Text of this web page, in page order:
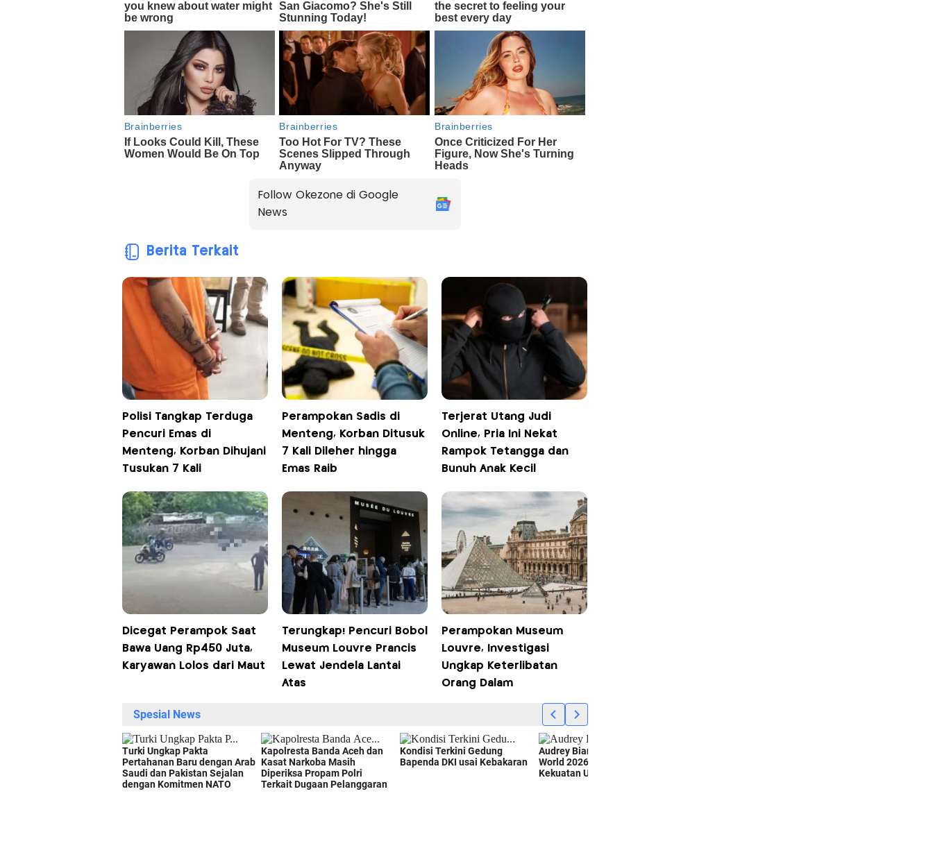
Follow Okezone di Google
News
Berita Terkait
Polisi Tangkap Terduga
Pencuri Emas di
Menteng, Korban Dihujani
Tusukan 7 Kali
Perampokan Sadis di
Menteng, Korban Ditusuk
7 Kali Dileher hingga
Emas Raib
Terjerat Utang Judi
Online, Pria Ini Nekat
Rampok Tetangga dan
Bunuh Anak Kecil
Dicegat Perampok Saat
Bawa Uang Rp450 Juta,
Karyawan Lolos dari Maut
Terungkap! Pencuri Bobol
Museum Louvre Prancis
Lewat Jendela Lantai
Atas
Perampokan Museum
Louvre, Investigasi
Ungkap Keterlibatan
Orang Dalam